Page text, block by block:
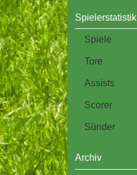
Spielerstatistik
Spiele
Tore
Assists
Scorer
Sünder
Archiv